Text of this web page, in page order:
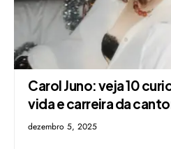
Carol Juno: veja 10
vida e carreira da
dezembro 5, 2025